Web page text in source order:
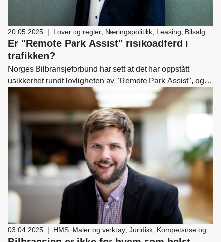
20.05.2025 | Lover og regler Næringspolitikk Leasing Bilsalg
Er "Remote Park Assist" risikoadferd i
trafikken?
Norges Bilbransjeforbund har sett at det har oppstått
usikkerhet rundt lovligheten av "Remote Park Assist", også
kalt «Remote Control Parking» (fjernbetjent automatisk
03.04.2025 | HMS Maler og verktøy Juridisk Kompetanse og
rekruttering,Lover og regler ,Medlemskap og